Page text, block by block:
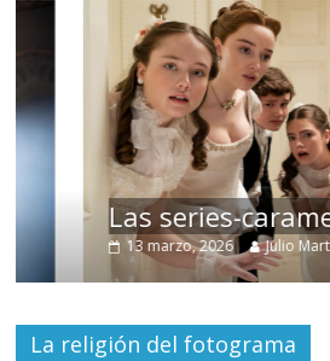
Las series-caramelos
13 marzo, 2026 Julio Martínez
La religión del fotograma